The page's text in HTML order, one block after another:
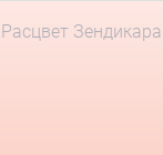
Расцвет Зендикара